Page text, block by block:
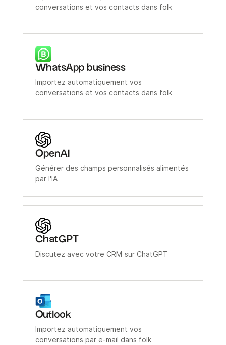
conversations et vos contacts dans folk
WhatsApp business
Importez automatiquement vos
conversations et vos contacts dans folk
OpenAI
Générer des champs personnalisés alimentés
par l'IA
ChatGPT
Discutez avec votre CRM sur ChatGPT
Outlook
Importez automatiquement vos
conversations par e-mail dans folk